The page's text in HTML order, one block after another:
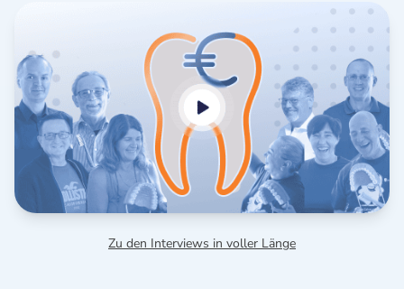
Zu den Interviews in voller Länge